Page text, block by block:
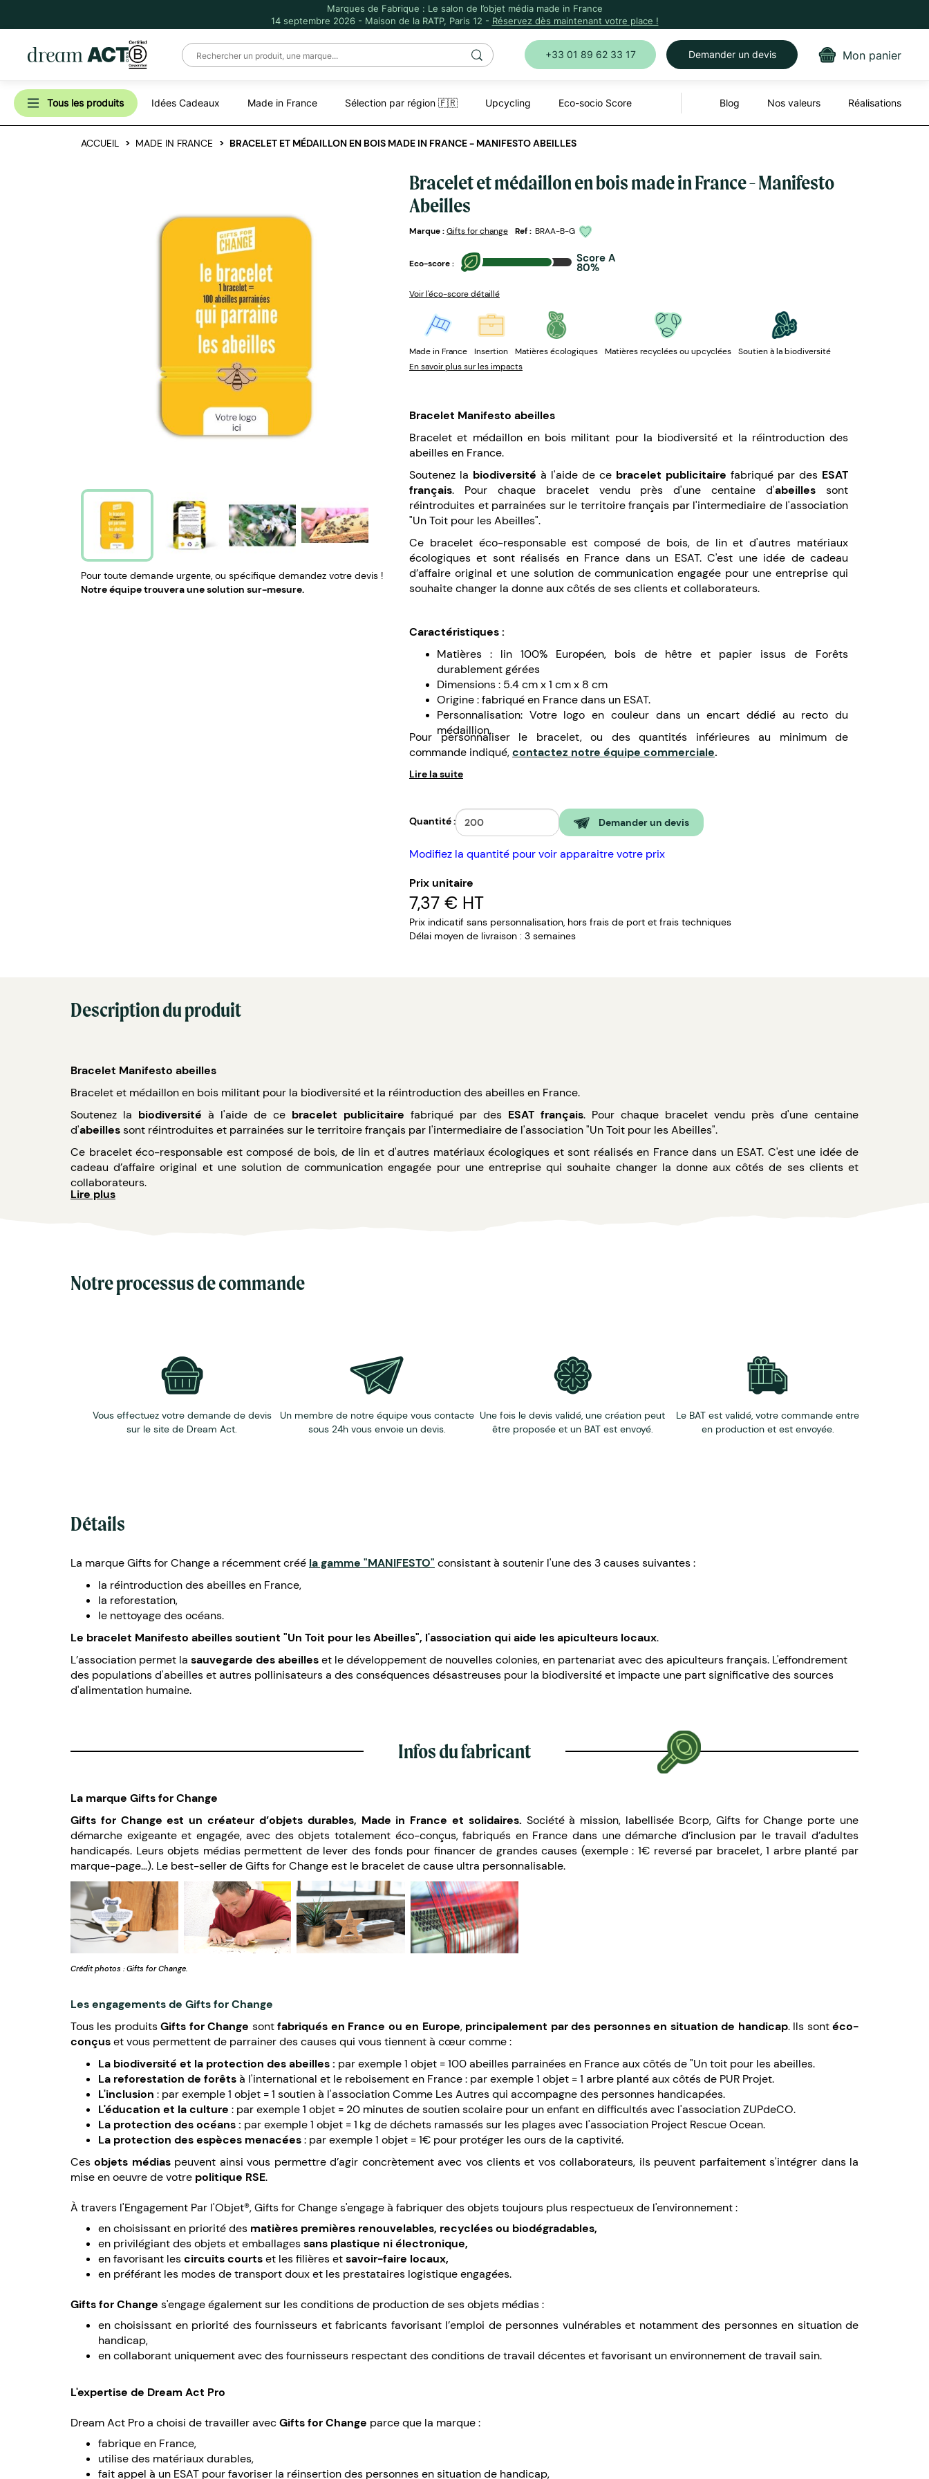
Marques de Fabrique : Le salon de l’objet média made in France
14 septembre 2026 - Maison de la RATP, Paris 12 - Réservez dès maintenant votre place !
+33 01 89 62 33 17 Demander un devis Mon panier
Tous les produits Idées Cadeaux Made in France Sélection par région 🇫🇷 Upcycling Eco-socio Score Blog Nos valeurs Réalisations
ACCUEIL MADE IN FRANCE BRACELET ET MÉDAILLON EN BOIS MADE IN FRANCE - MANIFESTO ABEILLES
Pour toute demande urgente, ou spécifique demandez votre devis !
Notre équipe trouvera une solution sur-mesure.
Bracelet et médaillon en bois made in France - Manifesto
Abeilles
Marque :Gifts for change Ref : BRAA-B-G
Eco-score : Score A
80%
Voir l'éco-score détaillé
Made in France Insertion Matières écologiques Matières recyclées ou upcyclées
Soutien à la biodiversité
En savoir plus sur les impacts
Bracelet Manifesto abeilles
Bracelet et médaillon en bois militant pour la biodiversité et la réintroduction des
abeilles en France.
Soutenez la biodiversité à l'aide de ce bracelet publicitaire fabriqué par des ESAT
français. Pour chaque bracelet vendu près d'une centaine d'abeilles sont
réintroduites et parrainées sur le territoire français par l'intermediaire de l'association
"Un Toit pour les Abeilles".
Ce bracelet éco-responsable est composé de bois, de lin et d'autres matériaux
écologiques et sont réalisés en France dans un ESAT. C'est une idée de cadeau
d’affaire original et une solution de communication engagée pour une entreprise qui
souhaite changer la donne aux côtés de ses clients et collaborateurs.
Caractéristiques :
Matières : lin 100% Européen, bois de hêtre et papier issus de Forêts
durablement gérées
Dimensions : 5.4 cm x 1 cm x 8 cm
Origine : fabriqué en France dans un ESAT.
Personnalisation: Votre logo en couleur dans un encart dédié au recto du
médaillion.
Pour personnaliser le bracelet, ou des quantités inférieures au minimum de
commande indiqué,contactez notre équipe commerciale.
Lire la suite
Quantité : Demander un devis
Modifiez la quantité pour voir apparaitre votre prix
Prix unitaire
7,37 € HT
Prix indicatif sans personnalisation, hors frais de port et frais techniques
Délai moyen de livraison : 3 semaines
Description du produit
Bracelet Manifesto abeilles
Bracelet et médaillon en bois militant pour la biodiversité et la réintroduction des abeilles en France.
Soutenez la biodiversité à l'aide de ce bracelet publicitaire fabriqué par des ESAT français. Pour chaque bracelet vendu près d'une centaine
d'abeillessont réintroduites et parrainées sur le territoire français par l'intermediaire de l'association "Un Toit pour les Abeilles".
Ce bracelet éco-responsable est composé de bois, de lin et d'autres matériaux écologiques et sont réalisés en France dans un ESAT. C'est une idée de
cadeau d’affaire original et une solution de communication engagée pour une entreprise qui souhaite changer la donne aux côtés de ses clients et
collaborateurs.
Personnalisation: Votre logo en couleur dans un encart dédié au recto du médaillion.
Lire plus
Notre processus de commande
Vous effectuez votre demande de devis
sur le site de Dream Act.
Un membre de notre équipe vous contacte
sous 24h vous envoie un devis.
Une fois le devis validé, une création peut
être proposée et un BAT est envoyé.
Le BAT est validé, votre commande entre
en production et est envoyée.
Détails
La marque Gifts for Change a récemment créé la gamme "MANIFESTO" consistant à soutenir l'une des 3 causes suivantes:
la réintroduction des abeilles en France,
la reforestation,
le nettoyage des océans.
Le bracelet Manifesto abeilles soutient "Un Toit pour les Abeilles", l'association qui aide les apiculteurs locaux.
L’association permet la sauvegarde des abeilleset le développement de nouvelles colonies, en partenariat avec des apiculteurs français. L'effondrement
des populations d'abeilles et autres pollinisateurs a des conséquences désastreuses pour la biodiversité et impacte une part significative des sources
d'alimentation humaine.
Infos du fabricant
La marque Gifts for Change
Gifts for Change est un créateur d’objets durables, Made in France et solidaires. Société à mission, labellisée Bcorp, Gifts for Change porte une
démarche exigeante et engagée, avec des objets totalement éco-conçus, fabriqués en France dans une démarche d’inclusion par le travail d’adultes
handicapés. Leurs objets médias permettent de lever des fonds pour financer de grandes causes (exemple : 1€ reversé par bracelet, 1 arbre planté par
marque-page…). Le best-seller de Gifts for Change est le bracelet de cause ultra personnalisable.
Crédit photos : Gifts for Change.
Les engagements de Gifts for Change
Tous les produitsGifts for Change sontfabriqués en France ou en Europe, principalement par des personnes en situation de handicap. Ils sontéco-
conçuset vous permettent de parrainer des causes qui vous tiennent à cœur comme :
La biodiversité et la protection des abeilles : par exemple 1 objet = 100 abeilles parrainées en France aux côtés de "Un toit pour les abeilles.
La reforestation de forêtsà l'international et le reboisement en France : par exemple 1 objet = 1 arbre planté aux côtés de PUR Projet.
L'inclusion : par exemple 1 objet = 1 soutien à l'association Comme Les Autres qui accompagne des personnes handicapées.
L'éducation et la culture : par exemple 1 objet = 20 minutes de soutien scolaire pour un enfant en difficultés avec l'association ZUPdeCO.
La protection des océans : par exemple 1 objet = 1 kg de déchets ramassés sur les plages avec l'association Project Rescue Ocean.
La protection des espèces menacées: par exemple 1 objet = 1€ pour protéger les ours de la captivité.
Cesobjets médiaspeuvent ainsi vous permettre d’agir concrètement avec vos clients et vos collaborateurs, ils peuvent parfaitement s'intégrer dans la
mise en oeuvre de votre politique RSE.
À travers l'Engagement Par l'Objet®, Gifts for Change s'engage à fabriquer des objets toujours plus respectueux de l'environnement :
en choisissant en priorité des matières premières renouvelables, recyclées ou biodégradables,
en privilégiant des objets et emballagessans plastique ni électronique,
en favorisant lescircuits courtset les filières etsavoir-faire locaux,
en préférant les modes de transport doux et les prestataires logistique engagées.
Gifts for Change s'engage également sur les conditions de production de ses objets médias :
en choisissant en priorité des fournisseurs et fabricants favorisant l’emploi de personnes vulnérables et notamment des personnes en situation de
handicap,
en collaborant uniquement avec des fournisseurs respectant des conditions de travail décentes et favorisant un environnement de travail sain.
L'expertise de Dream Act Pro
Dream Act Pro a choisi de travailler avecGifts for Change parce que la marque :
fabrique en France,
utilise des matériaux durables,
fait appel à un ESAT pour favoriser la réinsertion des personnes en situation de handicap,